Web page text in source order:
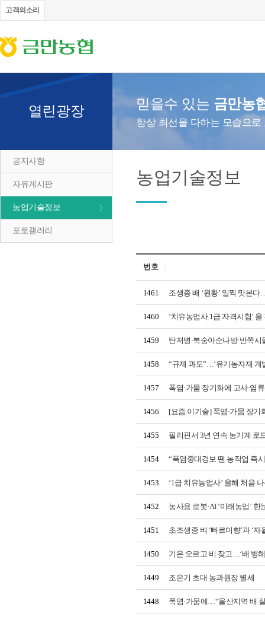
고객의소리
믿을수 있는 금만농
항상 최선을 다하는 모습으
열린광장
공지사항
자유게시판
농업기술정보
포토갤러리
농업기술정보
번호
1461 조생종 배 ‘원황’ 일찍 맛본
1460 ‘치유농업사 1급 자격시험’ 올
1459 탄저병·복숭아순나방·반쪽
1458 “규제 과도”…‘유기농자재 개
1457 폭염·가뭄 장기화에 고사·염
1456 [요즘 이기술] 폭염·가뭄 장
1455 필리핀서 3년 연속 농기계 로
1454 “폭염중대경보 땐 농작업 즉
1453 ‘1급 치유농업사’ 올해 처음
1452 농사용 로봇·AI ‘미래농업’
1451 초조생종 벼 ‘빠르미향’과 ‘
1450 기온 오르고 비 잦고…‘배 병
1449 조은기 초대 농과원장 별세
1448 폭염·가뭄에…“울산지역 배